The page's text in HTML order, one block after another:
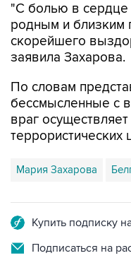
"С болью в
родным и близким
скорейшего
заявила Захарова.
По словам
бессмысленные с
враг
террористических
Мария Захарова
Купить подписку
Подписаться на